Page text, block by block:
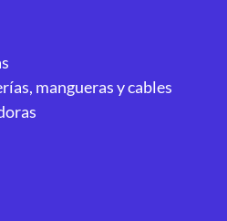
mangueras y cables